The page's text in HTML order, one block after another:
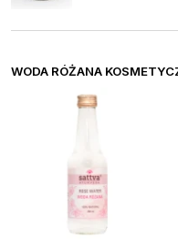
WODA RÓŻANA